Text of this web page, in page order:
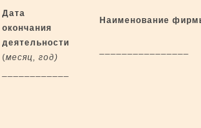
Дата
окончания
деятельности
(месяц, год)
Наименование